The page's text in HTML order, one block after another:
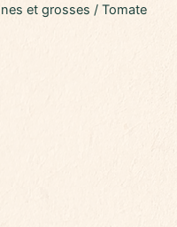
et grosses / Tomate